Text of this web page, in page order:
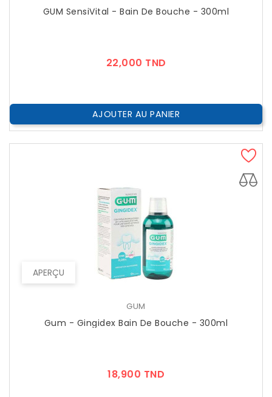
GUM SensiVital - Bain De Bouche - 300ml
22,000 TND
AJOUTER AU PANIER
APERÇU
GUM
Gum - Gingidex Bain De Bouche - 300ml
18,900 TND